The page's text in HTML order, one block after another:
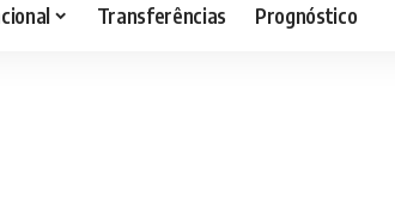
Transferências Prognóstico